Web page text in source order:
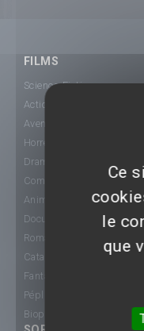
FILMS
Science-Fiction
Action
Aventure
Horreur
Drame
Comédie
Animation
Documentaire
Romance
Catastrophe
Fantastique
Péplum
Biopic
Ce
le
que